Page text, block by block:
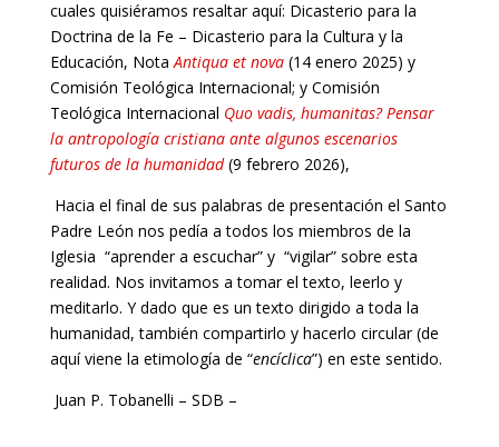
cuales quisiéramos resaltar aquí: Dicasterio para la
Doctrina de la Fe – Dicasterio para la Cultura y la
Educación, NotaAntiqua et nova(14 enero 2025) y
Comisión Teológica Internacional; y Comisión
Teológica Internacional Quo vadis, humanitas? Pensar
la antropología cristiana ante algunos escenarios
futuros de la humanidad (9 febrero 2026),
Hacia el final de sus palabras de presentación el Santo
Padre León nos pedía a todos los miembros de la
Iglesia “aprender a escuchar” y “vigilar” sobre esta
realidad. Nos invitamos a tomar el texto, leerlo y
meditarlo. Y dado que es un texto dirigido a toda la
humanidad, también compartirlo y hacerlo circular (de
aquí viene la etimología de “encíclica”) en este sentido.
Juan P. Tobanelli – SDB –